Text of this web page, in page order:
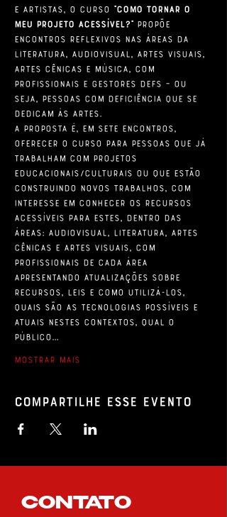
e artistas, o curso “Como Tornar o
Meu Projeto Acessível?” propõe
encontros reflexivos nas áreas da
literatura, audiovisual, artes visuais,
artes cênicas e música, com
profissionais e gestores DEFs – ou
seja, pessoas com deficiência que se
dedicam às artes.
A proposta é, em sete encontros,
oferecer o curso para pessoas que já
trabalham com projetos
educacionais/culturais ou que estão
construindo novos trabalhos, com
interesse em conhecer os recursos
acessíveis para estes, dentro das
áreas: audiovisual, literatura, artes
cênicas e artes visuais, com
profissionais de cada área
apresentando atualizações sobre
recursos, leis e como utilizá-los,
quais são as tecnologias possíveis e
atuais nestes contextos, qual o
público…
Mostrar mais
Compartilhe esse evento
CONTATO